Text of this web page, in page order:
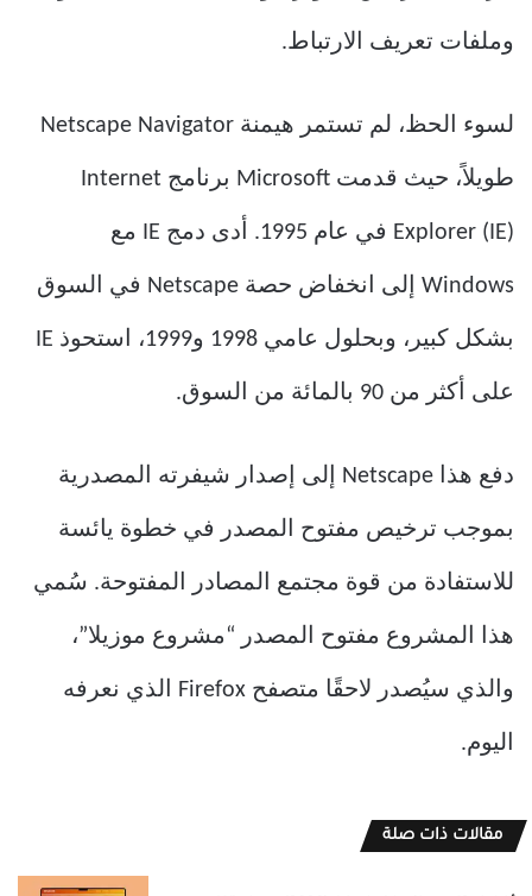
وملفات تعريف الارتباط.
لسوء الحظ، لم تستمر هيمنة Netscape Navigator
طويلاً، حيث قدمت Microsoft برنامج Internet
Explorer (IE) في عام 1995. أدى دمج IE مع
Windows إلى انخفاض حصة Netscape في السوق
بشكل كبير، وبحلول عامي 1998 و1999، استحوذ IE
على أكثر من 90 بالمائة من السوق.
دفع هذا Netscape إلى إصدار شيفرته المصدرية
بموجب ترخيص مفتوح المصدر في خطوة يائسة
للاستفادة من قوة مجتمع المصادر المفتوحة. سُمي
هذا المشروع مفتوح المصدر “مشروع موزيلا”،
والذي سيُصدر لاحقًا متصفح Firefox الذي نعرفه
اليوم.
مقالات ذات صلة